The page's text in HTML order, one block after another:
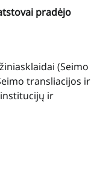
pradėjo
(Seimo
transliacijos ir
ir